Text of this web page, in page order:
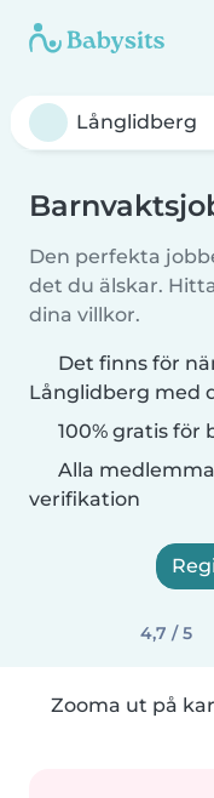
Den perfekta
det du älskar.
dina villkor.
Det finns för
Långlidberg med
100% gratis för
Alla
verifikation
4,7 / 5
Zooma ut på